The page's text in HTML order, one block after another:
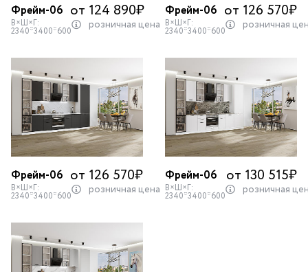
Фрейм-06 от 124 890₽
В×Ш×Г:
2340*3400*600 розничная цена
Фрейм-06 от 126 570₽
В×Ш×Г:
2340*3400*600 розничная
Фрейм-06 от 126 570₽
В×Ш×Г:
2340*3400*600 розничная цена
Фрейм-06 от 130 515₽
В×Ш×Г:
2340*3400*600 розничная